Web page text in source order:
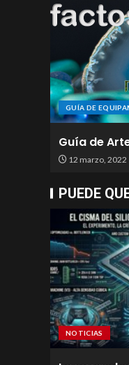
GUÍA DE
Guía de
12 marzo, 2022
PUEDE
NOTICIAS